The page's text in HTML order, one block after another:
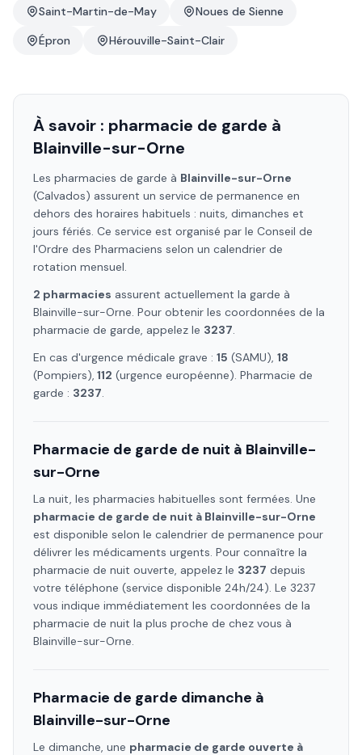
Saint-Martin-de-May
Noues de Sienne
Épron
Hérouville-Saint-Clair
À savoir : pharmacie de garde à
Blainville-sur-Orne
Les pharmacies de garde à Blainville-sur-Orne
(Calvados) assurent un service de permanence en
dehors des horaires habituels : nuits, dimanches et
jours fériés. Ce service est organisé par le Conseil de
l'Ordre des Pharmaciens selon un calendrier de
rotation mensuel.
2 pharmacies assurent actuellement la garde à
Blainville-sur-Orne. Pour obtenir les coordonnées de la
pharmacie de garde, appelez le 3237.
En cas d'urgence médicale grave : 15 (SAMU), 18
(Pompiers), 112 (urgence européenne). Pharmacie de
garde : 3237.
Pharmacie de garde de nuit à Blainville-
sur-Orne
La nuit, les pharmacies habituelles sont fermées. Une
pharmacie de garde de nuit à Blainville-sur-Orne
est disponible selon le calendrier de permanence pour
délivrer les médicaments urgents. Pour connaître la
pharmacie de nuit ouverte, appelez le 3237 depuis
votre téléphone (service disponible 24h/24). Le 3237
vous indique immédiatement les coordonnées de la
pharmacie de nuit la plus proche de chez vous à
Blainville-sur-Orne.
Pharmacie de garde dimanche à
Blainville-sur-Orne
Le dimanche, une pharmacie de garde ouverte à